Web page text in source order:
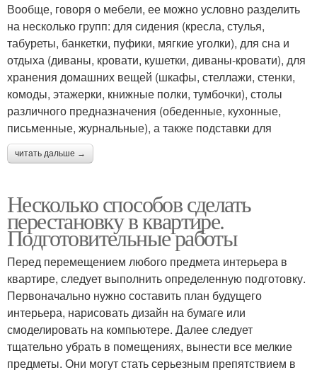
Вообще, говоря о мебели, ее можно условно разделить
на несколько групп: для сидения (кресла, стулья,
табуреты, банкетки, пуфики, мягкие уголки), для сна и
отдыха (диваны, кровати, кушетки, диваны-кровати), для
хранения домашних вещей (шкафы, стеллажи, стенки,
комоды, этажерки, книжные полки, тумбочки), столы
различного предназначения (обеденные, кухонные,
письменные, журнальные), а также подставки для
читать дальше →
Несколько способов сделать
перестановку в квартире.
Подготовительные работы
Перед перемещением любого предмета интерьера в
квартире, следует выполнить определенную подготовку.
Первоначально нужно составить план будущего
интерьера, нарисовать дизайн на бумаге или
смоделировать на компьютере. Далее следует
тщательно убрать в помещениях, вынести все мелкие
предметы. Они могут стать серьезным препятствием в